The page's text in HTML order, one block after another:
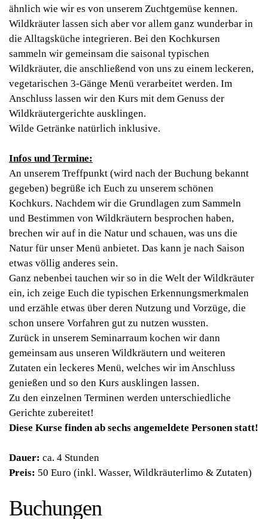
ähnlich wie wir es von unserem Zuchtgemüse kennen.
Wildkräuter lassen sich aber vor allem ganz wunderbar in
die Alltagsküche integrieren. Bei den Kochkursen
sammeln wir gemeinsam die saisonal typischen
Wildkräuter, die anschließend von uns zu einem leckeren,
vegetarischen 3-Gänge Menü verarbeitet werden. Im
Anschluss lassen wir den Kurs mit dem Genuss der
Wildkräutergerichte ausklingen.
Wilde Getränke natürlich inklusive.
Infos und Termine:
An unserem Treffpunkt (wird nach der Buchung bekannt
gegeben) begrüße ich Euch zu unserem schönen
Kochkurs. Nachdem wir die Grundlagen zum Sammeln
und Bestimmen von Wildkräutern besprochen haben,
brechen wir auf in die Natur und schauen, was uns die
Natur für unser Menü anbietet. Das kann je nach Saison
etwas völlig anderes sein.
Ganz nebenbei tauchen wir so in die Welt der Wildkräuter
ein, ich zeige Euch die typischen Erkennungsmerkmalen
und erzähle etwas über deren Nutzung und Vorzüge, die
schon unsere Vorfahren gut zu nutzen wussten.
Zurück in unserem Seminarraum kochen wir dann
gemeinsam aus unseren Wildkräutern und weiteren
Zutaten ein leckeres Menü, welches wir im Anschluss
genießen und so den Kurs ausklingen lassen.
Zu den einzelnen Terminen werden unterschiedliche
Gerichte zubereitet!
Diese Kurse finden ab sechs angemeldete Personen statt!
Dauer: ca. 4 Stunden
Preis: 50 Euro (inkl. Wasser, Wildkräuterlimo & Zutaten)
Buchungen